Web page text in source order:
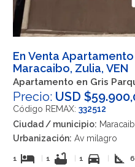
En Venta
Maracaibo, Zulia, VEN
Apartamento en Gris
Precio: USD
Código REMAX: 332512
Ciudad / municipio:
Urbanización: Av milagro
1 hotel 1 bathtub 1 directions_car square_foot